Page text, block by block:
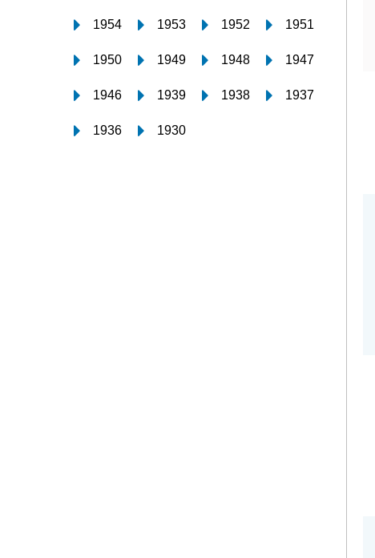
1954 1953 1952 1951
1950 1949 1948 1947
1946 1939 1938 1937
1936 1930